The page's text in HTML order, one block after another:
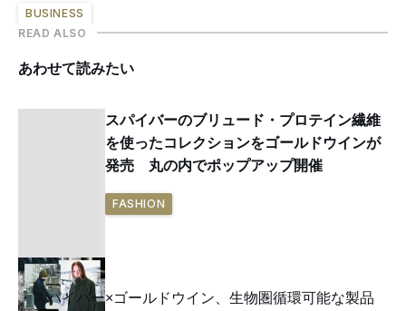
BUSINESS
READ ALSO
あわせて読みたい
スパイバーのブリュード・プロテイン繊維
を使ったコレクションをゴールドウインが
発売 丸の内でポップアップ開催
FASHION
スパイバー×ゴールドウイン、生物圏循環可能な製品